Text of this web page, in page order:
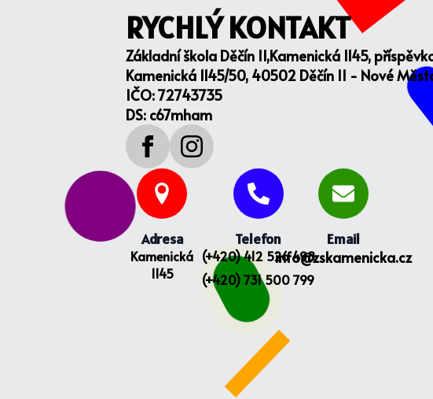
RYCHLÝ KONTAKT
Základní škola Děčín II,Kamenická 1145,
Kamenická 1145/50, 40502 Děčín II - Nové
IČO: 72743735
DS: c67mham
Adresa
Kamenická
1145
Telefon
(+420) 412 526 498
(+420) 731 500 799
Email
info@zskamenicka.cz